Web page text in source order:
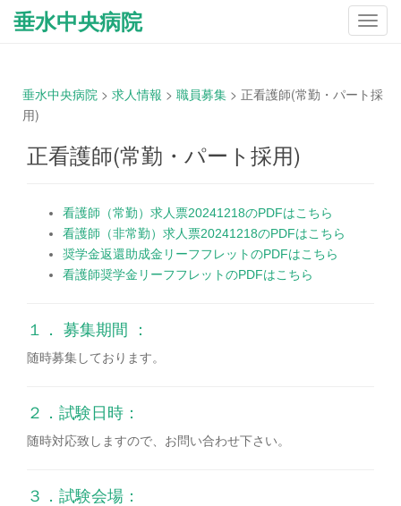
ナ
ー
シ
垂水中央病院
垂水中央病院 > 求人情報 > 職員募集 > 正看護師(常勤・パート採
用)
正看護師(常勤・パート採用)
看護師（常勤）求人票20241218のPDFはこちら
看護師（非常勤）求人票20241218のPDFはこちら
奨学金返還助成金リーフフレットのPDFはこちら
看護師奨学金リーフフレットのPDFはこちら
１． 募集期間 ：
随時募集しております。
２．試験日時：
随時対応致しますので、お問い合わせ下さい。
３．試験会場：